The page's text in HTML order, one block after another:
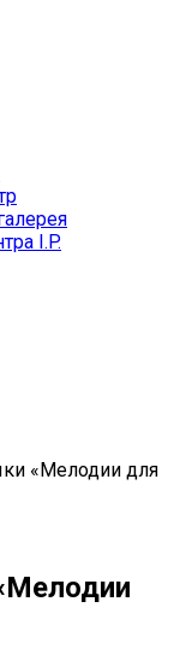
I.P.
«Мелодии для